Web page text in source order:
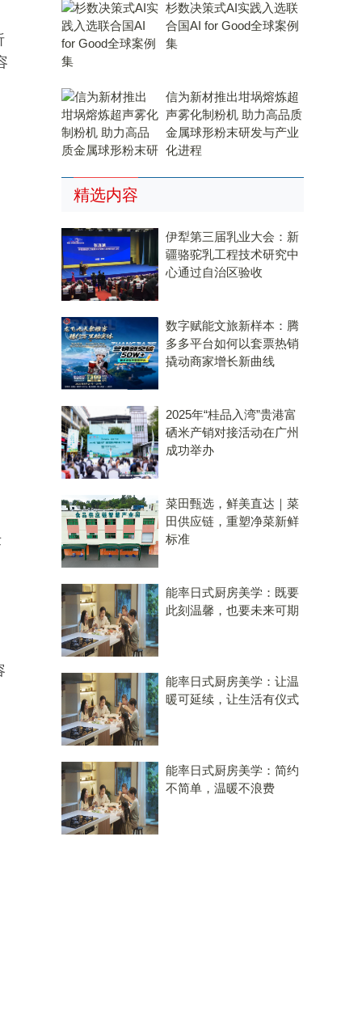
杉数决策式AI实践入选联
合国AI for Good全球案例
集
信为新材推出坩埚熔炼超
声雾化制粉机 助力高品质
金属球形粉末研发与产业
化进程
精选内容
伊犁第三届乳业大会：新
疆骆驼乳工程技术研究中
心通过自治区验收
数字赋能文旅新样本：腾
多多平台如何以套票热销
撬动商家增长新曲线
2025年“桂品入湾”贵港富
硒米产销对接活动在广州
成功举办
菜田甄选，鲜美直达｜菜
田供应链，重塑净菜新鲜
标准
能率日式厨房美学：既要
此刻温馨，也要未来可期
能率日式厨房美学：让温
暖可延续，让生活有仪式
能率日式厨房美学：简约
不简单，温暖不浪费